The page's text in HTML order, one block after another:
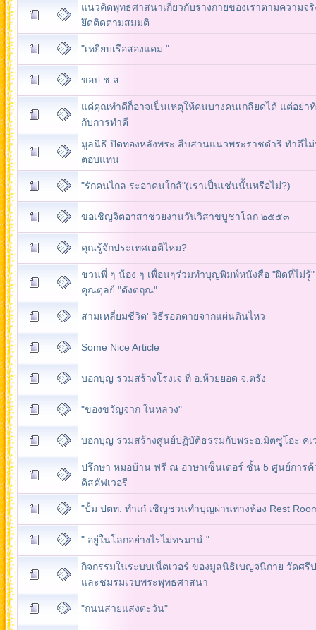
แนวคิดพุทธศาสนาเกี่ยวกับร่างกายของเราตามความจ
ยึดติดตามสมมติ
"เหยียบเรือสองแคม "
ขอป.ช.ส.
แค่คุณทำดีก็อาจเป็นเหตุให้คนบางคนเกลียดได้ แต่อย่า
กับการทำดี
มูลนิธิ ปิดทองหลังพระ สืบสานแนวพระราชดำริ ทำดีไม่
ตอบแทน
"รักคนไกล ระอาคนใกล้"(เราเป็นเช่นนั้นหรือไม่?)
ขอเชิญจิตอาสาช่วยงานวันวิสาขบูชาโลก ๒๕๕๓
คุณรู้จักประเทศเฮติไหม?
ชวนพี่ ๆ น้อง ๆ เพื่อนๆร่วมทำบุญพิมพ์หนังสือ "ผิดที่ไม่รู้"
คุณตุลย์ "ดังตฤณ"
สามเหลี่ยมชีวิต' วิธีรอดตายจากแผ่นดินไหว
Some Nice Article
บอกบุญ ร่วมสร้างโรงเจ ที่ อ.ห้วยยอด จ.ตรัง
"ของขวัญจาก ในหลวง"
บอกบุญ ร่วมสร้างศูนย์ปฏิบัติธรรมกับพระอ.มิตซูโอะ คเ
ปรึกษา หมอบ้าน ฟรี ณ อาษาเซ็นเตอร์ ชั้น 5 ศูนย์การค้
ดิสคัฟเวอรี
"ปั้ม ปตท. ทำเก๋ เชิญชวนทำบุญผ่านทางห้อง Rest
" อยู่ในโลกอย่างไรไม่ทรมาน์ "
กิจกรรมในระบบเน็ตเวอร์ ของมูลนิธิเบญจนิกาย วัดศรี
และชมรมเวบพระพุทธศาสนา
"ถนนสายแสงตะวัน"